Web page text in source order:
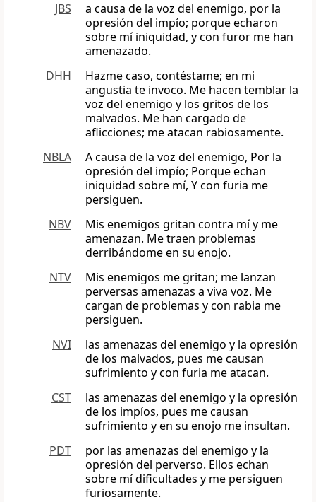
JBS
a causa de la voz del enemigo, por la
opresión del impío; porque echaron
sobre mí iniquidad, y con furor me han
amenazado.
DHH
Hazme caso, contéstame; en mi
angustia te invoco. Me hacen temblar la
voz del enemigo y los gritos de los
malvados. Me han cargado de
aflicciones; me atacan rabiosamente.
NBLA
A causa de la voz del enemigo, Por la
opresión del impío; Porque echan
iniquidad sobre mí, Y con furia me
persiguen.
NBV
Mis enemigos gritan contra mí y me
amenazan. Me traen problemas
derribándome en su enojo.
NTV
Mis enemigos me gritan; me lanzan
perversas amenazas a viva voz. Me
cargan de problemas y con rabia me
persiguen.
NVI
las amenazas del enemigo y la opresión
de los malvados, pues me causan
sufrimiento y con furia me atacan.
CST
las amenazas del enemigo y la opresión
de los impíos, pues me causan
sufrimiento y en su enojo me insultan.
PDT
por las amenazas del enemigo y la
opresión del perverso. Ellos echan
sobre mí dificultades y me persiguen
furiosamente.